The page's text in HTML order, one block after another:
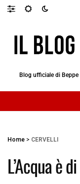
Blog ufficiale di
Home > CERVELLI
L’Acqua è